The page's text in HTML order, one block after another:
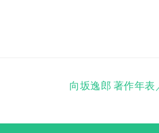
向坂逸郎 著作年